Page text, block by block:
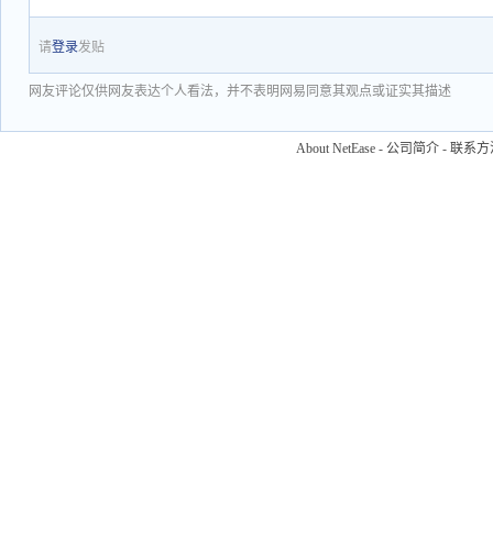
请登录发贴
网友评论仅供网友表达个人看法，并不表明网易同意其观点或证实其描述
About NetEase - 公司简介 - 联系方